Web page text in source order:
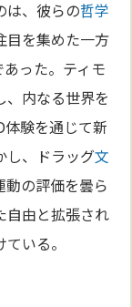
は、彼らの哲学
目を集めた一方
った。ティモ
、内なる世界を
験を通じて新
し、ドラッグ文
の評価を曇ら
自由と拡張され
いる。